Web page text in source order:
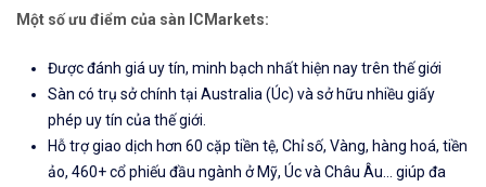
Một số ưu điểm của sàn ICMarkets:
Được đánh giá uy tín, minh bạch nhất hiện nay trên thế giới
Sàn có trụ sở chính tại Australia (Úc) và sở hữu nhiều giấy
phép uy tín của thế giới.
Hỗ trợ giao dịch hơn 60 cặp tiền tệ, Chỉ số, Vàng, hàng hoá, tiền
ảo, 460+ cổ phiếu đầu ngành ở Mỹ, Úc và Châu Âu... giúp đa